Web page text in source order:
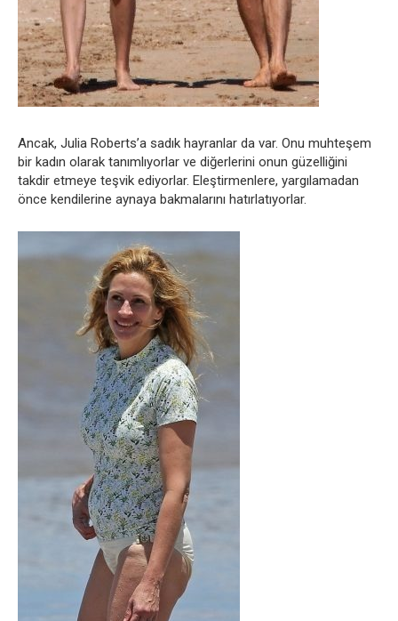
Ancak, Julia Roberts’a sadık hayranlar da var. Onu muhteşem
bir kadın olarak tanımlıyorlar ve diğerlerini onun güzelliğini
takdir etmeye teşvik ediyorlar. Eleştirmenlere, yargılamadan
önce kendilerine aynaya bakmalarını hatırlatıyorlar.